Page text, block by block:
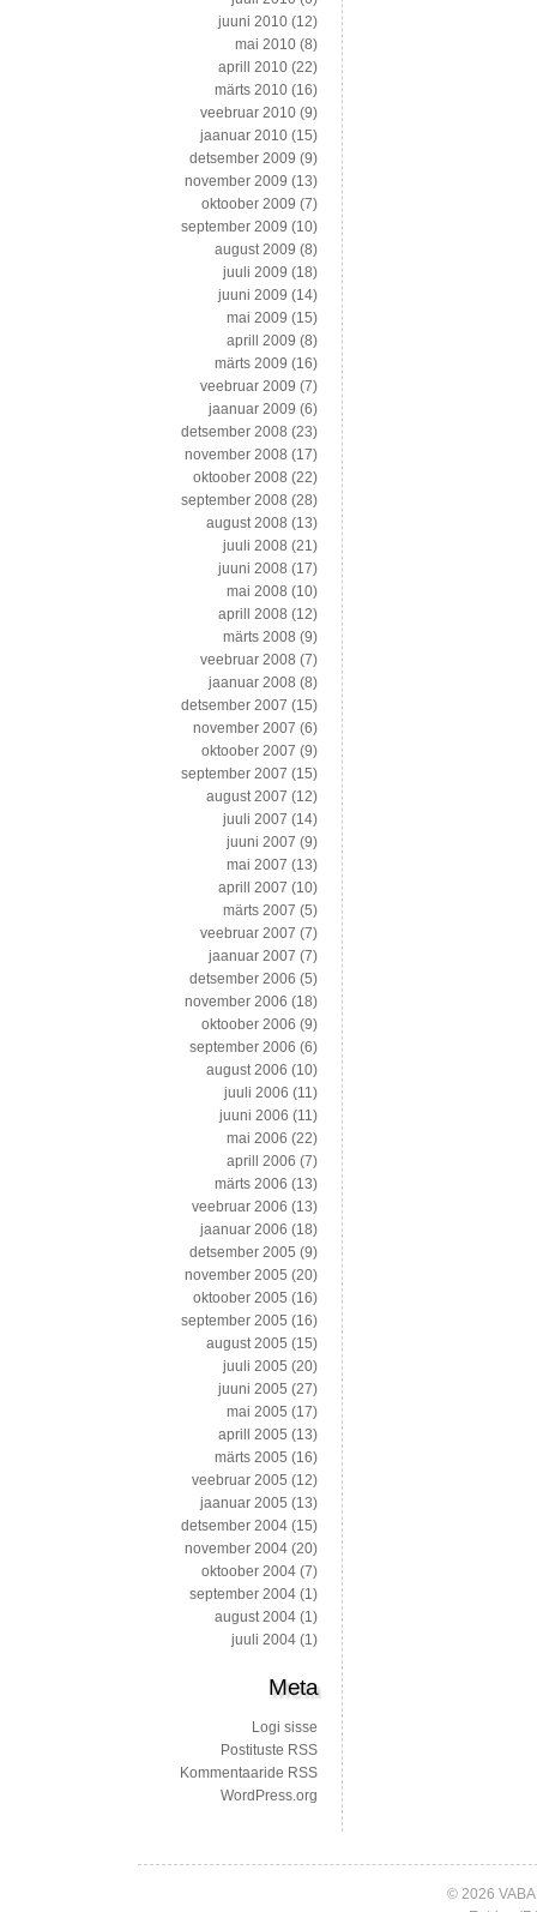
juuni 2010 (12)
mai 2010 (8)
aprill 2010 (22)
märts 2010 (16)
veebruar 2010 (9)
jaanuar 2010 (15)
detsember 2009 (9)
november 2009 (13)
oktoober 2009 (7)
september 2009 (10)
august 2009 (8)
juuli 2009 (18)
juuni 2009 (14)
mai 2009 (15)
aprill 2009 (8)
märts 2009 (16)
veebruar 2009 (7)
jaanuar 2009 (6)
detsember 2008 (23)
november 2008 (17)
oktoober 2008 (22)
september 2008 (28)
august 2008 (13)
juuli 2008 (21)
juuni 2008 (17)
mai 2008 (10)
aprill 2008 (12)
märts 2008 (9)
veebruar 2008 (7)
jaanuar 2008 (8)
detsember 2007 (15)
november 2007 (6)
oktoober 2007 (9)
september 2007 (15)
august 2007 (12)
juuli 2007 (14)
juuni 2007 (9)
mai 2007 (13)
aprill 2007 (10)
märts 2007 (5)
veebruar 2007 (7)
jaanuar 2007 (7)
detsember 2006 (5)
november 2006 (18)
oktoober 2006 (9)
september 2006 (6)
august 2006 (10)
juuli 2006 (11)
juuni 2006 (11)
mai 2006 (22)
aprill 2006 (7)
märts 2006 (13)
veebruar 2006 (13)
jaanuar 2006 (18)
detsember 2005 (9)
november 2005 (20)
oktoober 2005 (16)
september 2005 (16)
august 2005 (15)
juuli 2005 (20)
juuni 2005 (27)
mai 2005 (17)
aprill 2005 (13)
märts 2005 (16)
veebruar 2005 (12)
jaanuar 2005 (13)
detsember 2004 (15)
november 2004 (20)
oktoober 2004 (7)
september 2004 (1)
august 2004 (1)
juuli 2004 (1)
Meta
Logi sisse
Postituste RSS
Kommentaaride RSS
WordPress.org
© 2026